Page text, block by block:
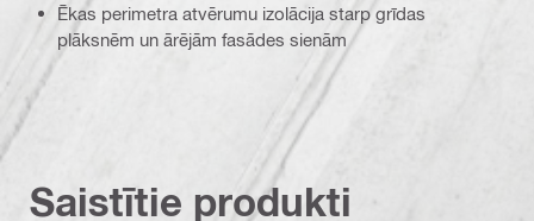
Ēkas perimetra atvērumu izolācija starp grīdas
plāksnēm un ārējām fasādes sienām
Saistītie produkti